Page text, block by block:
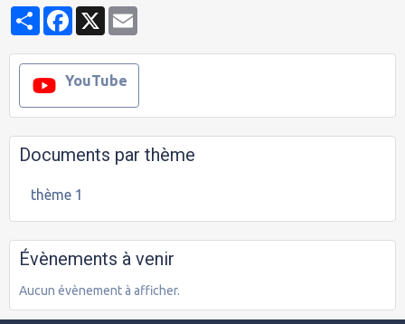
PartagerFacebook
X
YouTube
Documents par thème
thème 1
Évènements à venir
Aucun évènement à afficher.